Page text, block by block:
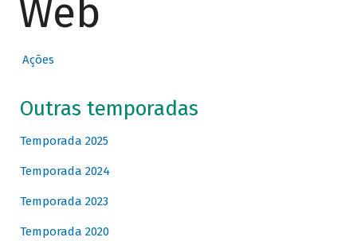
Web
Ações
Outras temporadas
Temporada 2025
Temporada 2024
Temporada 2023
Temporada 2020